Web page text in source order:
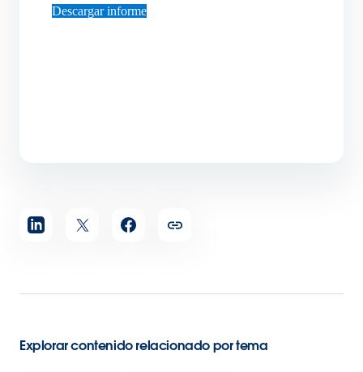
Descargar informe
Compartir
artículo
Explorar contenido relacionado por tema